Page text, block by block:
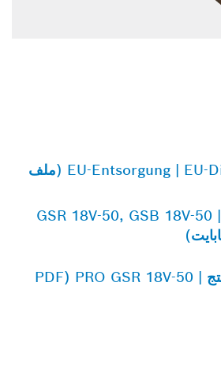
وليجة | EU-Entsorgung | EU-Disposal (ملف
دليل الإرشادات | GSR 18V-50, GSB 18V-50
نشرة بيانات المنتج | PRO GSR 18V-50 (PDF